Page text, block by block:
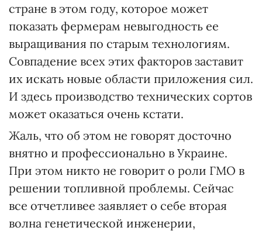
стране в этом году, которое может
показать фермерам невыгодность ее
выращивания по старым технологиям.
Совпадение всех этих факторов заставит
их искать новые области приложения сил.
И здесь производство технических сортов
может оказаться очень кстати.
Жаль, что об этом не говорят досточно
внятно и профессионально в Украине.
При этом никто не говорит о роли ГМО в
решении топливной проблемы. Сейчас
все отчетливее заявляет о себе вторая
волна генетической инженерии,